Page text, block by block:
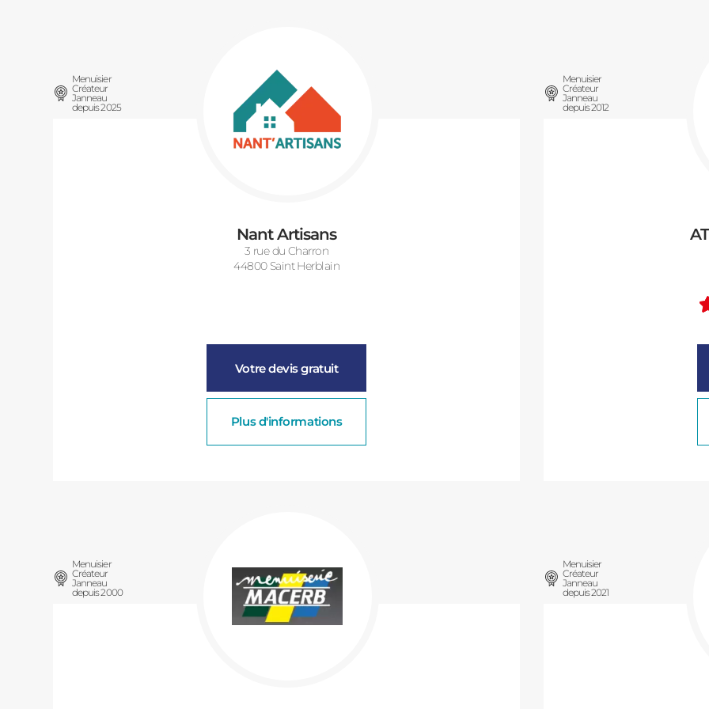
Nant Artisans
3 rue du Charron
44800 Saint Herblain
Menuisier
Créateur
Janneau
depuis 2025
Votre devis gratuit
Plus d'informations
Menuisier
Créateur
Janneau
depuis 2012
Menuisier
Créateur
Janneau
depuis 2000
Menuisier
Créateur
Janneau
depuis 2021